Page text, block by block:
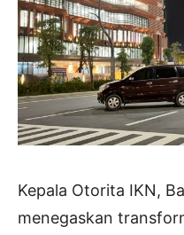
Kepala Otorita IKN,
menegaskan